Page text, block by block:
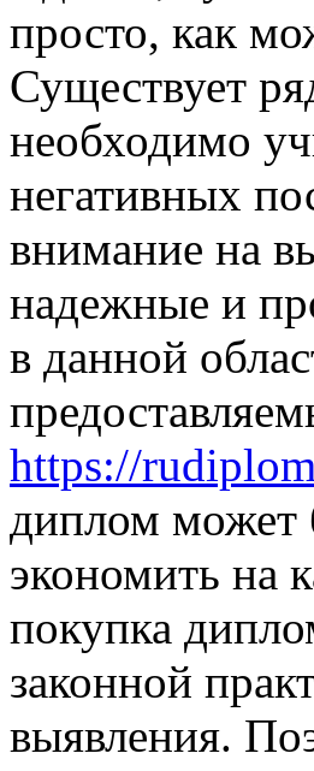
просто, как
Существует
необходимо
негативных
внимание на
надежные и
в данной
https://
диплом может
экономить на
покупка
законной
выявления.